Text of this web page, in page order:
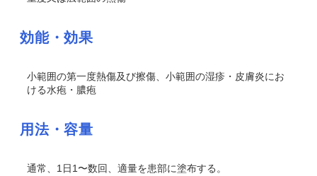
効能・効果
小範囲の第一度熱傷及び擦傷、小範囲の湿疹・皮膚炎にお
ける水疱・膿疱
用法・容量
通常、1日1〜数回、適量を患部に塗布する。